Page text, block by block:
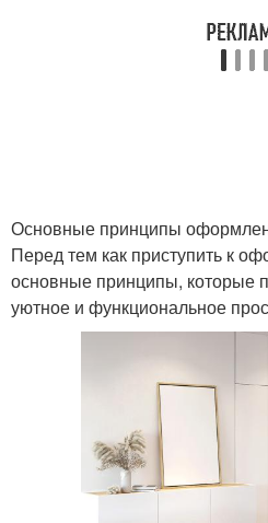
Основные принципы
Перед тем как приступить к
основные принципы, которые
уютное и функциональное